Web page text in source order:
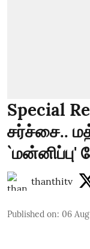
Special
சர்ச்சை..
`மன்னிப்பு'
thanthitv
Published on: 06